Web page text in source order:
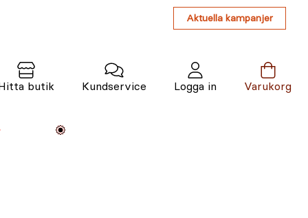
Aktuella kampanjer
butik Kundservice Logga in Varukorg